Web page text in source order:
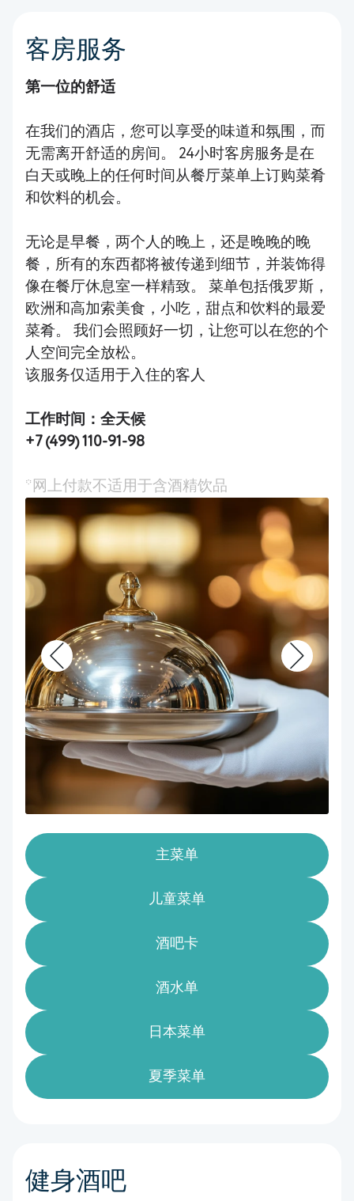
客房服务
第一位的舒适
在我们的酒店，您可以享受的味道和氛围，而
无需离开舒适的房间。 24小时客房服务是在
白天或晚上的任何时间从餐厅菜单上订购菜肴
和饮料的机会。
无论是早餐，两个人的晚上，还是晚晚的晚
餐，所有的东西都将被传递到细节，并装饰得
像在餐厅休息室一样精致。 菜单包括俄罗斯，
欧洲和高加索美食，小吃，甜点和饮料的最爱
菜肴。 我们会照顾好一切，让您可以在您的个
人空间完全放松。
该服务仅适用于入住的客人
工作时间：全天候
+7 (499) 110-91-98
*网上付款不适用于含酒精饮品
主菜单
儿童菜单
酒吧卡
酒水单
日本菜单
夏季菜单
健身酒吧